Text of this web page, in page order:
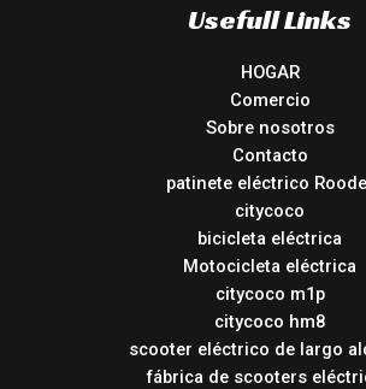
Usefull Links
HOGAR
Comercio
Sobre nosotros
Contacto
patinete eléctrico
citycoco
bicicleta eléctrica
Motocicleta eléctrica
citycoco m1p
citycoco hm8
scooter eléctrico de largo
fábrica de scooters